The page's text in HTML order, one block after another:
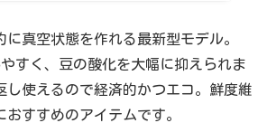
に真空状態を作れる最新型モデル。
すく、豆の酸化を大幅に抑えられま
し使えるので経済的かつエコ。鮮度維
すすめのアイテムです。